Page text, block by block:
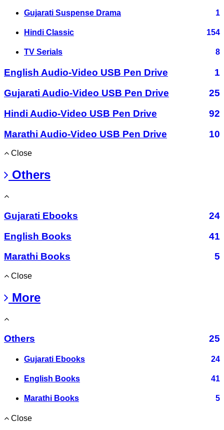
Gujarati Suspense Drama 1
Hindi Classic 154
TV Serials 8
English Audio-Video USB Pen Drive
1
Gujarati Audio-Video USB Pen Drive
25
Hindi Audio-Video USB Pen Drive
92
Marathi Audio-Video USB Pen Drive
10
Close
Others
Gujarati Ebooks
24
English Books
41
Marathi Books
5
Close
More
Others 25
Gujarati Ebooks 24
English Books 41
Marathi Books 5
Close